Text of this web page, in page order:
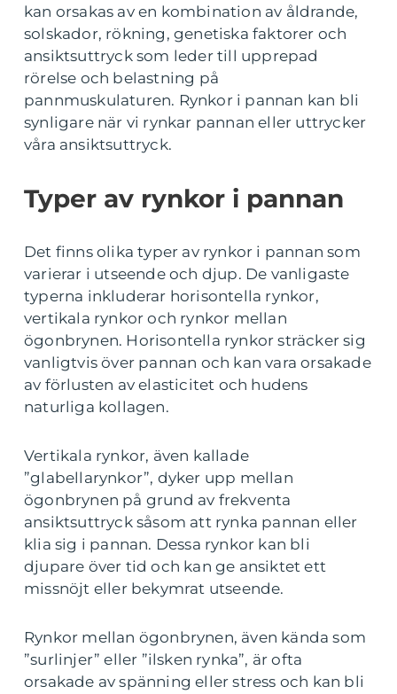
kan orsakas av en kombination av åldrande,
solskador, rökning, genetiska faktorer och
ansiktsuttryck som leder till upprepad
rörelse och belastning på
pannmuskulaturen. Rynkor i pannan kan bli
synligare när vi rynkar pannan eller uttrycker
våra ansiktsuttryck.
Typer av rynkor i pannan
Det finns olika typer av rynkor i pannan som
varierar i utseende och djup. De vanligaste
typerna inkluderar horisontella rynkor,
vertikala rynkor och rynkor mellan
ögonbrynen. Horisontella rynkor sträcker sig
vanligtvis över pannan och kan vara orsakade
av förlusten av elasticitet och hudens
naturliga kollagen.
Vertikala rynkor, även kallade
”glabellarynkor”, dyker upp mellan
ögonbrynen på grund av frekventa
ansiktsuttryck såsom att rynka pannan eller
klia sig i pannan. Dessa rynkor kan bli
djupare över tid och kan ge ansiktet ett
missnöjt eller bekymrat utseende.
Rynkor mellan ögonbrynen, även kända som
”surlinjer” eller ”ilsken rynka”, är ofta
orsakade av spänning eller stress och kan bli